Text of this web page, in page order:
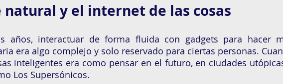
natural y el internet de las cosas
años, interactuar de forma fluida con gadgets para hacer
era algo complejo y solo reservado para ciertas personas.
inteligentes era como pensar en el futuro, en ciudades
Los Supersónicos.